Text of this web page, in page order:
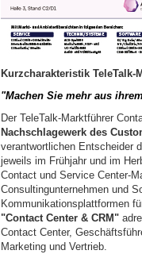
Kurzcharakteristik TeleTalk-
"Machen Sie mehr aus
Der TeleTalk-Marktführer
Nachschlagewerk des
verantwortlichen Entscheider
jeweils im Frühjahr und im
Contact und Service Center-
Consultingunternehmen und
Kommunikationsplattformen
"Contact Center & CRM"
Contact Center,
Marketing und Vertrieb.